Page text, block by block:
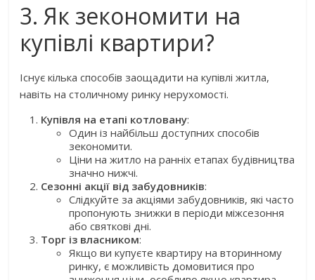
3. Як зекономити на
купівлі квартири?
Існує кілька способів заощадити на купівлі житла,
навіть на столичному ринку нерухомості.
Купівля на етапі котловану:
Один із найбільш доступних способів
зекономити.
Ціни на житло на ранніх етапах будівництва
значно нижчі.
Сезонні акції від забудовників:
Слідкуйте за акціями забудовників, які часто
пропонують знижки в періоди міжсезоння
або святкові дні.
Торг із власником:
Якщо ви купуєте квартиру на вторинному
ринку, є можливість домовитися про